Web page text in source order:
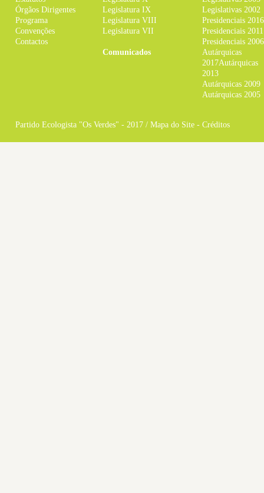
Órgãos Dirigentes
Programa
Convenções
Contactos
Legislatura IX
Legislatura VIII
Legislatura VII
Comunicados
Legislativas 2002
Presidenciais 2016
Presidenciais 2011
Presidenciais 2006
Autárquicas
2017Autárquicas
2013
Autárquicas 2009
Autárquicas 2005
Partido Ecologista "Os Verdes" - 2017 / Mapa do Site - Créditos